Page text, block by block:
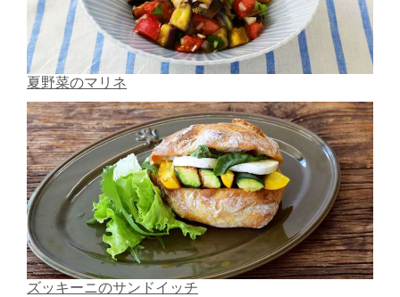
夏野菜のマリネ
ズッキーニのサンドイッチ